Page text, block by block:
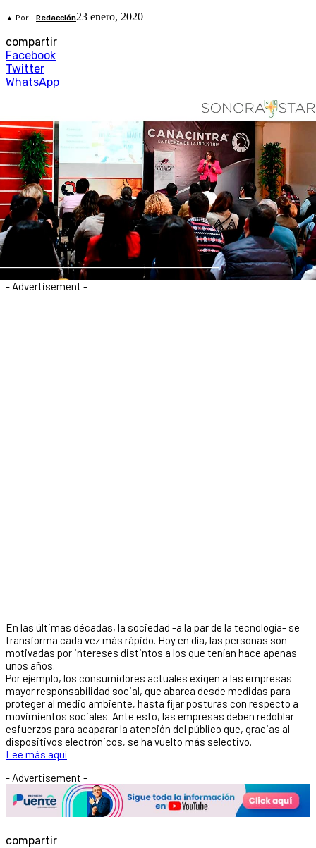
▲ Por Redacción23 enero, 2020
compartir
Facebook
Twitter
WhatsApp
- Advertisement -
En las últimas décadas, la sociedad -a la par de la tecnología- se
transforma cada vez más rápido. Hoy en día, las personas son
motivadas por intereses distintos a los que tenían hace apenas
unos años.
Por ejemplo, los consumidores actuales exigen a las empresas
mayor responsabilidad social, que abarca desde medidas para
proteger al medio ambiente, hasta fijar posturas con respecto a
movimientos sociales. Ante esto, las empresas deben redoblar
esfuerzos para acaparar la atención del público que, gracias al
dispositivos electrónicos, se ha vuelto más selectivo.
Lee más aquí
- Advertisement -
compartir